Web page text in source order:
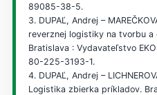
89085-38-5.
3. DUPAĽ, Andrej –
reverznej logistiky na tvorbu
Bratislava : Vydavateľstvo
80-225-3193-1.
4. DUPAĽ, Andrej –
Logistika zbierka príkladov.